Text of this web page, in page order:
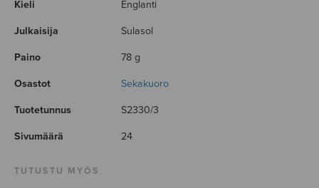
Kieli Englanti
Julkaisija Sulasol
Paino 78 g
Osastot Sekakuoro
Tuotetunnus S2330/3
Sivumäärä 24
TUTUSTU MYÖS